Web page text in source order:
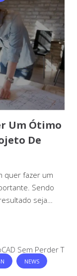
Um Ótimo
De
quer fazer um
Sendo
seja…
NEWS